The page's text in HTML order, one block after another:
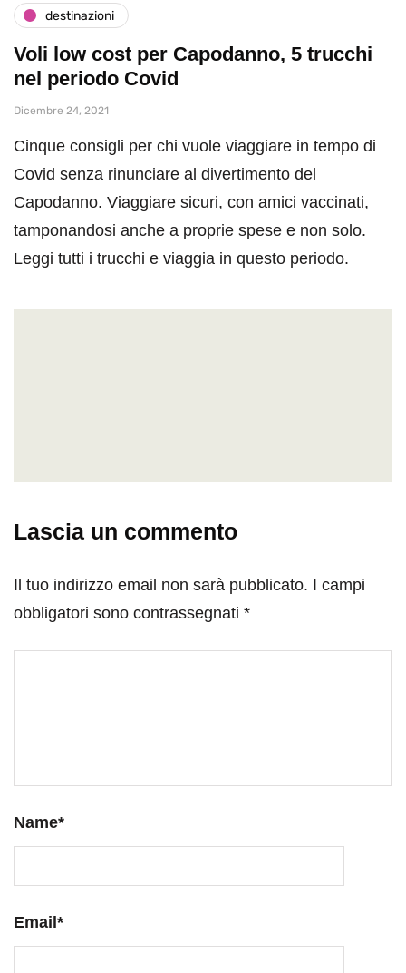
destinazioni
Voli low cost per Capodanno, 5 trucchi
nel periodo Covid
Dicembre 24, 2021
Cinque consigli per chi vuole viaggiare in tempo di
Covid senza rinunciare al divertimento del
Capodanno. Viaggiare sicuri, con amici vaccinati,
tamponandosi anche a proprie spese e non solo.
Leggi tutti i trucchi e viaggia in questo periodo.
Lascia un commento
Il tuo indirizzo email non sarà pubblicato. I campi
obbligatori sono contrassegnati *
Name*
Email *